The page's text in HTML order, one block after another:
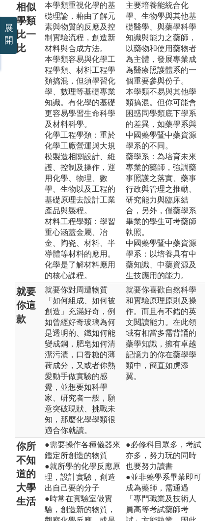
相似
學類
比一
比
本學類重視化學的基
礎理論，藉由了解元
素與物質的反應及控
制實驗流程，創造新
材料與合成方法。
本學類容易與化學工
程學類、材料工程學
類搞混，但須學習化
學、數理等基礎專業
知識。有化學的基礎
更容易學習生命科學
及材料科學。
化學工程學類：重於
化學工廠營運與大規
模製造相關設計、維
護、控制及操作，運
用化學、物理、數
學、生物以及工程的
基礎原理去設計工業
產品與製程。
材料工程學類：學習
重心涵蓋金屬、冶
金、陶瓷、材料、半
導體等材料的應用。
化學是了解材料應用
的核心課程。
主要培養能統合化
學、生物學與其他基
礎醫學、與藥學科學
知識與能力之藥師，
以藥物和使用藥物者
為主體，發展專業成
為醫療照護體系的一
個重要參與份子。
本學類不易與其他學
類搞混。但你可能會
困惑同學類底下學系
的差異，如藥學系與
中國藥學暨中藥資源
學系的不同。
藥學系：為培育未來
專業的藥師，強調藥
事照護之落實、藥事
行政與管理之推動、
研究能力與臨床結
合，另外，僅藥學系
畢業的學生可考藥師
執照。
中國藥學暨中藥資源
學系：以培養具有中
藥知識、中藥資源及
生技應用的能力。
就要
你這
款
就要你對周遭物質
「如何組成、如何被
創造」充滿好奇，例
如曾經好奇玻璃為何
是透明的、鐵如何能
變成鋼，肥皂如何清
潔污漬，口香糖的薄
荷成分，又或者你熱
愛動手做實驗的感
覺，並想要如科學
家、研究者一般，願
意突破現狀、挑戰未
知，那麼化學學類很
適合你就讀。
就要你喜歡自然科學
和實驗原理原則及操
作。而且有不錯的英
文閱讀能力。在此領
域有相當多需背誦的
藥學知識，擁有卓越
記憶力的你在藥學學
類中，簡直如虎添
翼。
你所
不知
道的
大學
生活
●需要操作各種儀器來
鑑定所創造的物質
●就所學的化學反應原
理，設計實驗，創造
出自己要的分子
●時常在實驗室做實
驗，創造新的物質，
●必修科目眾多，考試
亦多，努力玩的同時
也要努力讀書
●並非藥學系畢業即可
成為藥師，需通過
「專門職業及技術人
員高等考試藥師考
展
開